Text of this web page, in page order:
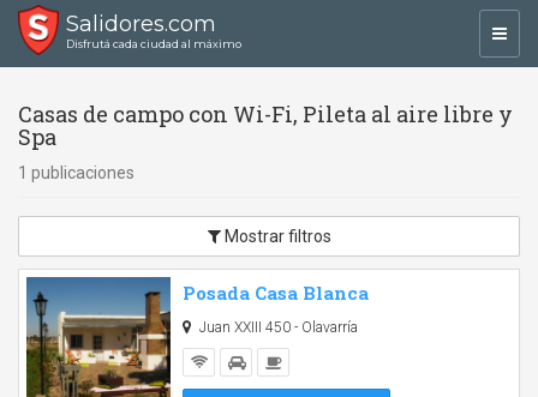
Salidores.com
Disfrutá cada ciudad al máximo
Casas de campo con Wi-Fi, Pileta al aire libre y
Spa
1 publicaciones
Mostrar filtros
Posada Casa Blanca
Juan XXIII 450 - Olavarría